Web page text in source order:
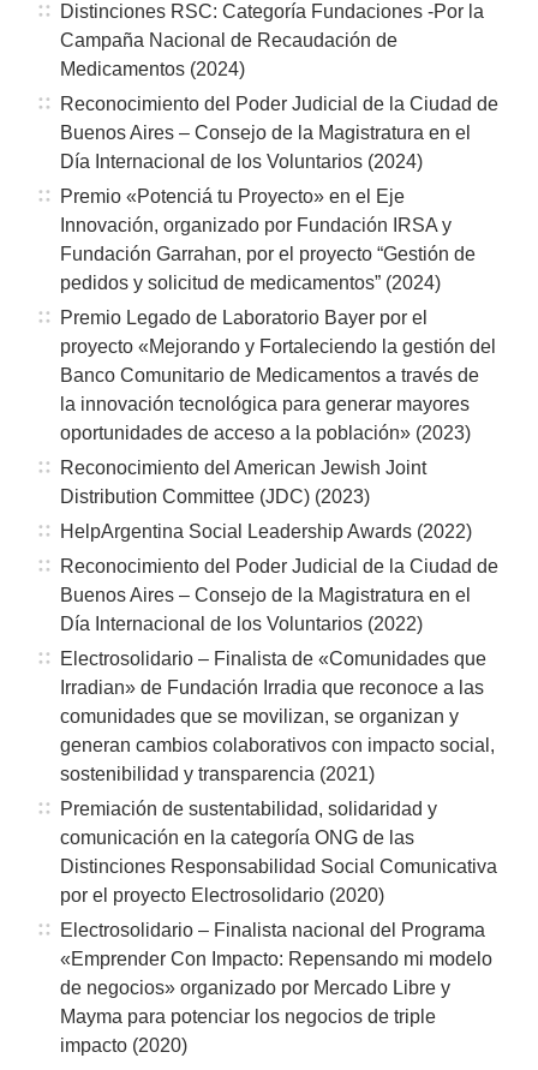
Distinciones RSC: Categoría Fundaciones -Por la
Campaña Nacional de Recaudación de
Medicamentos (2024)
Reconocimiento del Poder Judicial de la Ciudad de
Buenos Aires – Consejo de la Magistratura en el
Día Internacional de los Voluntarios (2024)
Premio «Potenciá tu Proyecto» en el Eje
Innovación, organizado por Fundación IRSA y
Fundación Garrahan, por el proyecto “Gestión de
pedidos y solicitud de medicamentos” (2024)
Premio Legado de Laboratorio Bayer por el
proyecto «Mejorando y Fortaleciendo la gestión del
Banco Comunitario de Medicamentos a través de
la innovación tecnológica para generar mayores
oportunidades de acceso a la población» (2023)
Reconocimiento del American Jewish Joint
Distribution Committee (JDC) (2023)
HelpArgentina Social Leadership Awards (2022)
Reconocimiento del Poder Judicial de la Ciudad de
Buenos Aires – Consejo de la Magistratura en el
Día Internacional de los Voluntarios (2022)
Electrosolidario – Finalista de «Comunidades que
Irradian» de Fundación Irradia que reconoce a las
comunidades que se movilizan, se organizan y
generan cambios colaborativos con impacto social,
sostenibilidad y transparencia (2021)
Premiación de sustentabilidad, solidaridad y
comunicación en la categoría ONG de las
Distinciones Responsabilidad Social Comunicativa
por el proyecto Electrosolidario (2020)
Electrosolidario – Finalista nacional del Programa
«Emprender Con Impacto: Repensando mi modelo
de negocios» organizado por Mercado Libre y
Mayma para potenciar los negocios de triple
impacto (2020)